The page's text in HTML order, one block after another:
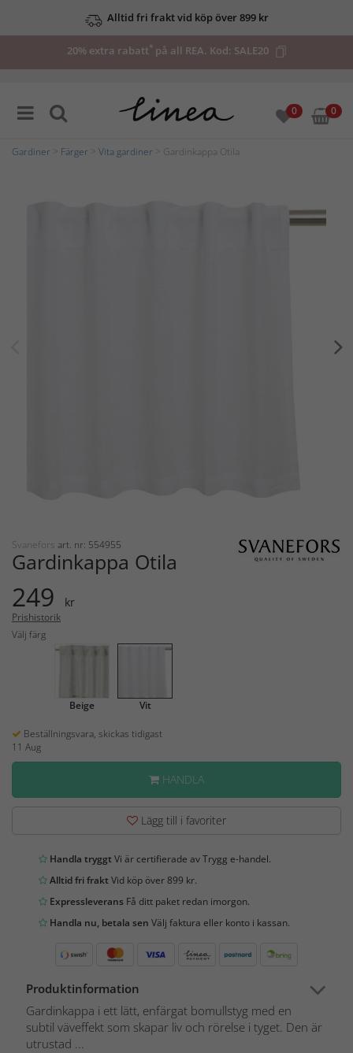
Alltid fri frakt vid köp över 899 kr
20% extra rabatt*på all REA. Kod: SALE20
0 0
Gardiner Färger Vita gardiner > Gardinkappa Otila
Svanefors art. nr: 554955
Gardinkappa Otila
249 kr
Prishistorik
Välj färg
Beige Vit
Beställningsvara, skickas tidigast
11 Aug
HANDLA
Lägg till i favoriter
Handla tryggtVi är certifierade av Trygg e-handel.
Alltid fri fraktVid köp över 899 kr.
Expressleverans Få ditt paket redan imorgon.
Handla nu, betala sen Välj faktura eller konto i kassan.
Produktinformation
Gardinkappa i ett lätt, enfärgat bomullstyg med en
subtil väveffekt som skapar liv och rörelse i tyget. Den är
utrustad ...